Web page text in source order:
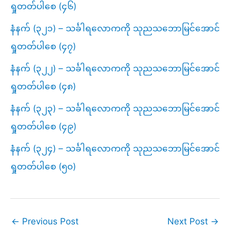
ရှုတတ်ပါစေ (၄၆)
နံနက် (၃၂၁) – သင်္ခါရလောကကို သုညသဘောမြင်အောင်
ရှုတတ်ပါစေ (၄၇)
နံနက် (၃၂၂) – သင်္ခါရလောကကို သုညသဘောမြင်အောင်
ရှုတတ်ပါစေ (၄၈)
နံနက် (၃၂၃) – သင်္ခါရလောကကို သုညသဘောမြင်အောင်
ရှုတတ်ပါစေ (၄၉)
နံနက် (၃၂၄) – သင်္ခါရလောကကို သုညသဘောမြင်အောင်
ရှုတတ်ပါစေ (၅၀)
← Previous Post Next Post →